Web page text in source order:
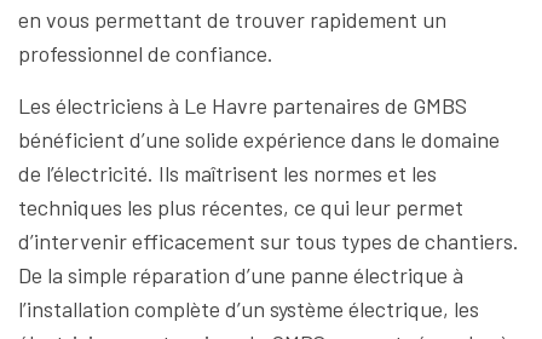
en vous permettant de trouver rapidement un
professionnel de confiance.
Les électriciens à Le Havre partenaires de GMBS
bénéficient d’une solide expérience dans le domaine
de l’électricité. Ils maîtrisent les normes et les
techniques les plus récentes, ce qui leur permet
d’intervenir efficacement sur tous types de chantiers.
De la simple réparation d’une panne électrique à
l’installation complète d’un système électrique, les